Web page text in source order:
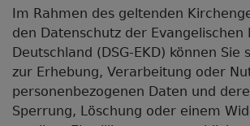
Im Rahmen des geltenden
den Datenschutz der Evangelischen
Deutschland (DSG-EKD) können Sie
zur Erhebung, Verarbeitung oder
personenbezogenen Daten und
Sperrung, Löschung oder einem